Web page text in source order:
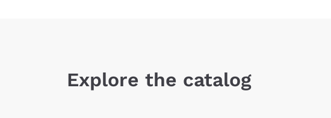
Explore the catalog